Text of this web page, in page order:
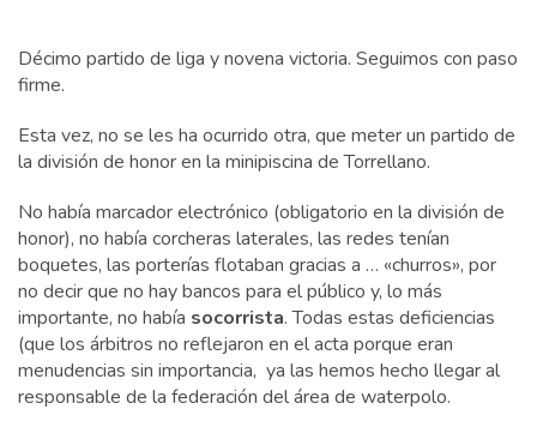
Décimo partido de liga y novena victoria. Seguimos con paso
firme.
Esta vez, no se les ha ocurrido otra, que meter un partido de
la división de honor en la minipiscina de Torrellano.
No había marcador electrónico (obligatorio en la división de
honor), no había corcheras laterales, las redes tenían
boquetes, las porterías flotaban gracias a … «churros», por
no decir que no hay bancos para el público y, lo más
importante, no había socorrista. Todas estas deficiencias
(que los árbitros no reflejaron en el acta porque eran
menudencias sin importancia, ya las hemos hecho llegar al
responsable de la federación del área de waterpolo.